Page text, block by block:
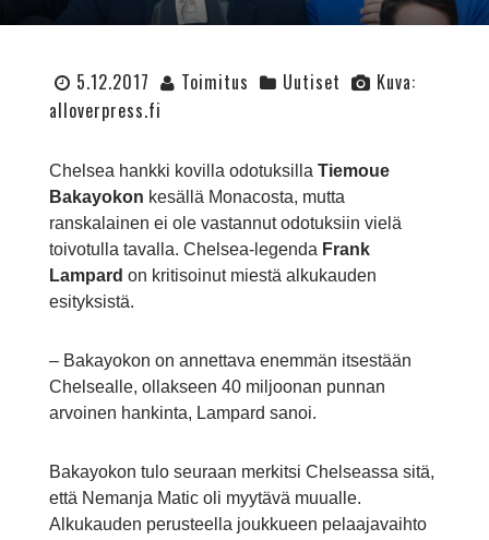
5.12.2017 Toimitus Uutiset
Kuva:
alloverpress.fi
Chelsea hankki kovilla odotuksilla Tiemoue
Bakayokon kesällä Monacosta, mutta
ranskalainen ei ole vastannut odotuksiin vielä
toivotulla tavalla. Chelsea-legenda Frank
Lampard on kritisoinut miestä alkukauden
esityksistä.
– Bakayokon on annettava enemmän itsestään
Chelsealle, ollakseen 40 miljoonan punnan
arvoinen hankinta, Lampard sanoi.
Bakayokon tulo seuraan merkitsi Chelseassa sitä,
että Nemanja Matic oli myytävä muualle.
Alkukauden perusteella joukkueen pelaajavaihto